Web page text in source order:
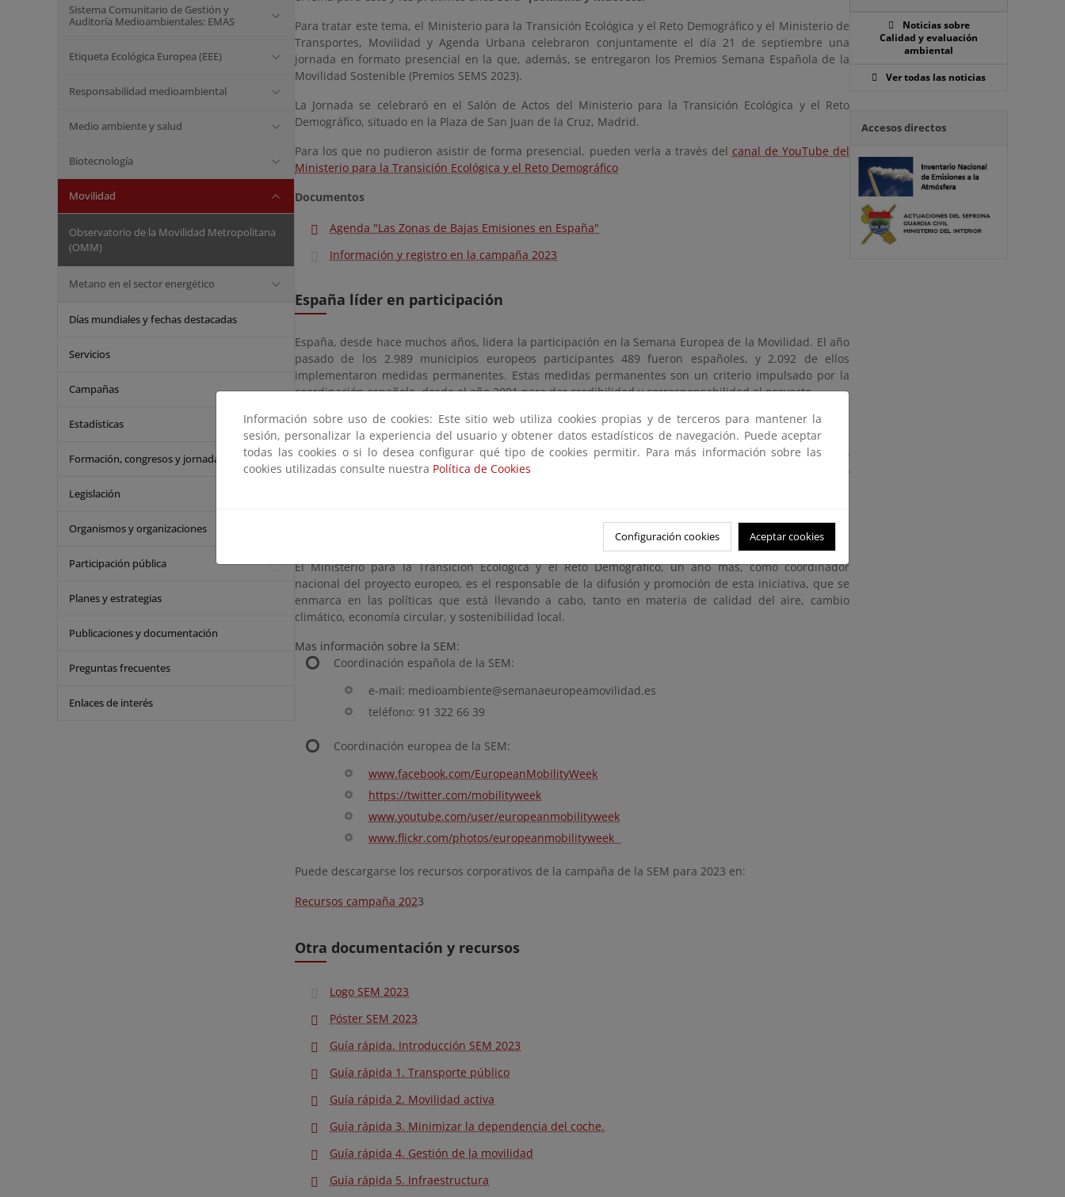
Sistema Comunitario de Gestión y
Auditoría Medioambientales: EMAS
Etiqueta Ecológica Europea (EEE)
Responsabilidad medioambiental
Medio ambiente y salud
Biotecnología
Movilidad
Observatorio de la Movilidad Metropolitana
(OMM)
Metano en el sector energético
Días mundiales y fechas destacadas
Servicios
Campañas
Estadísticas
Formación, congresos y jornadas
Legislación
Organismos y organizaciones
Participación pública
Planes y estrategias
Publicaciones y documentación
Preguntas frecuentes
Enlaces de interés
Para tratar este tema, el Ministerio para la Transición Ecológica y el Reto Demográfico y el Ministerio de
Transportes, Movilidad y Agenda Urbana celebraron conjuntamente el día 21 de septiembre una
jornada en formato presencial en la que, además, se entregaron los Premios Semana Española de la
Movilidad Sostenible (Premios SEMS 2023).
La Jornada se celebraró en el Salón de Actos del Ministerio para la Transición Ecológica y el Reto
Demográfico, situado en la Plaza de San Juan de la Cruz, Madrid.
Para los que no pudieron asistir de forma presencial, pueden verla a través del canal de YouTube del
Ministerio para la Transición Ecológica y el Reto Demográfico
Documentos
Agenda "Las Zonas de Bajas Emisiones en España"
Información y registro en la campaña 2023
España líder en participación
España, desde hace muchos años, lidera la participación en la Semana Europea de la Movilidad. El año
pasado de los 2.989 municipios europeos participantes 489 fueron españoles, y 2.092 de ellos
implementaron medidas permanentes. Estas medidas permanentes son un criterio impulsado por la
coordinación española, desde el año 2001 para dar credibilidad y corresponsabilidad al proyecto.
Hay que destacar, como en otras ediciones, la participación de la sociedad civil, organizaciones
sociales, instituciones y empresas, que realizan durante la SEM, actividades relacionadas con la
movilidad sostenible para concienciar a los ciudadanos en sus áreas de influencia, sobre el beneficio
individual y colectivo del cambio de comportamiento a la hora de elegir un modo de transporte no
ha sido promovida por la coordinación española y difundida a toda Europa. Solo el año pasado se
registraron 412 Mobility Actions por parte de entidades españolas.
El Ministerio para la Transición Ecológica y el Reto Demográfico, un año más, como coordinador
nacional del proyecto europeo, es el responsable de la difusión y promoción de esta iniciativa, que se
enmarca en las políticas que está llevando a cabo, tanto en materia de calidad del aire, cambio
climático, economía circular, y sostenibilidad local.
Mas información sobre la SEM:
Coordinación española de la SEM:
e-mail: medioambiente@semanaeuropeamovilidad.es
teléfono: 91 322 66 39
Coordinación europea de la SEM:
www.facebook.com/EuropeanMobilityWeek
https://twitter.com/mobilityweek
www.youtube.com/user/europeanmobilityweek
www.flickr.com/photos/europeanmobilityweek
Puede descargarse los recursos corporativos de la campaña de la SEM para 2023 en:
Recursos campaña 2023
Otra documentación y recursos
Logo SEM 2023
Póster SEM 2023
Guía rápida. Introducción SEM 2023
Guía rápida 1. Transporte público
Guía rápida 2. Movilidad activa
Guía rápida 3. Minimizar la dependencia del coche.
Guía rápida 4. Gestión de la movilidad
Guía rápida 5. Infraestructura
Noticias sobre
Calidad y evaluación
ambiental
Ver todas las noticias
Accesos directos
Información sobre uso de cookies: Este sitio web utiliza cookies propias y de terceros para mantener la
sesión, personalizar la experiencia del usuario y obtener datos estadísticos de navegación. Puede aceptar
todas las cookies o si lo desea configurar qué tipo de cookies permitir. Para más información sobre las
cookies utilizadas consulte nuestra Política de Cookies
Configuración cookies Aceptar cookies